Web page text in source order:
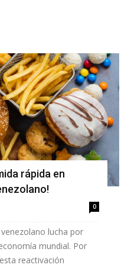
rápida en
0
lucha por
mundial. Por
reactivación